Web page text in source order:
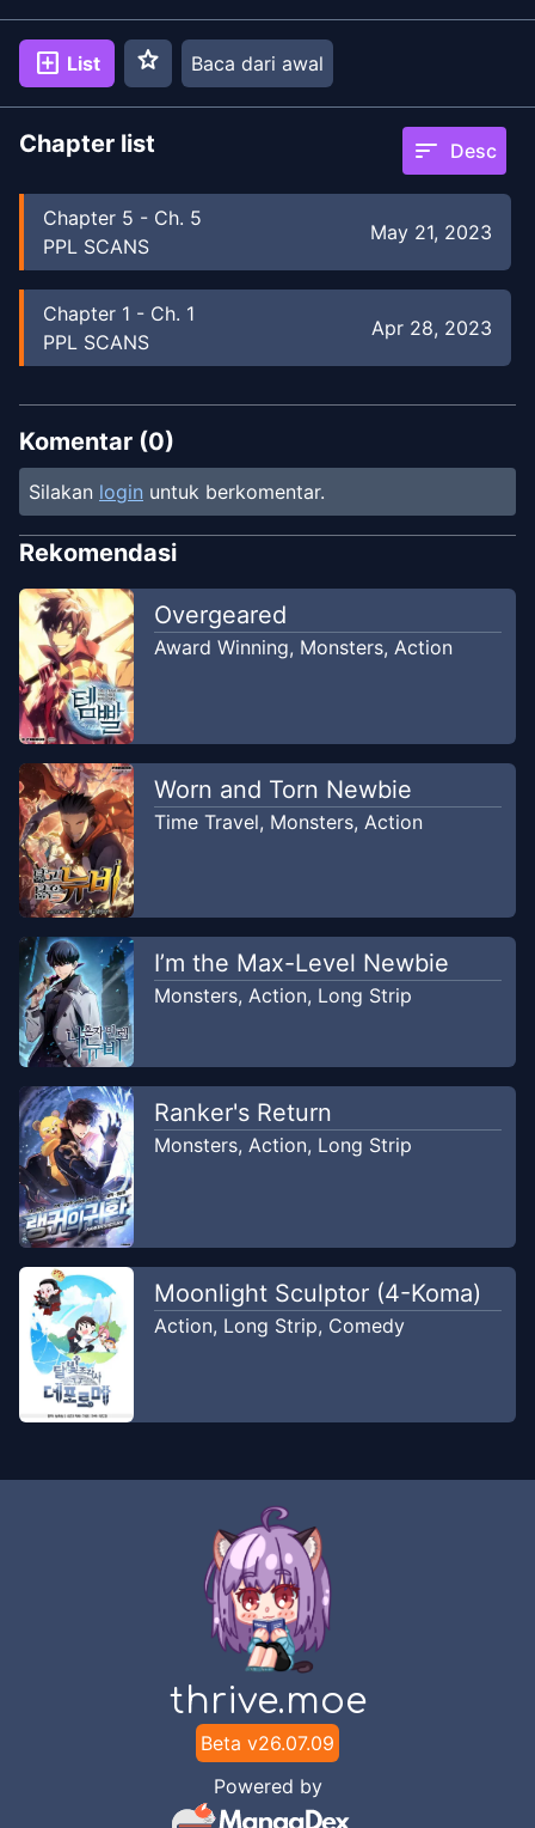
lebih kuat dari tanah ke atas!
add_box List star Baca dari awal
Chapter list sort Desc
Chapter 5 - Ch. 5
PPL SCANS
May 21, 2023
Chapter 1 - Ch. 1
PPL SCANS
Apr 28, 2023
Komentar (0)
Silakan login untuk berkomentar.
Rekomendasi
Overgeared
Award Winning, Monsters, Action
Worn and Torn Newbie
Time Travel, Monsters, Action
I’m the Max-Level Newbie
Monsters, Action, Long Strip
Ranker's Return
Monsters, Action, Long Strip
Moonlight Sculptor (4-Koma)
Action, Long Strip, Comedy
thrive.moe
Beta v26.07.09
Powered by